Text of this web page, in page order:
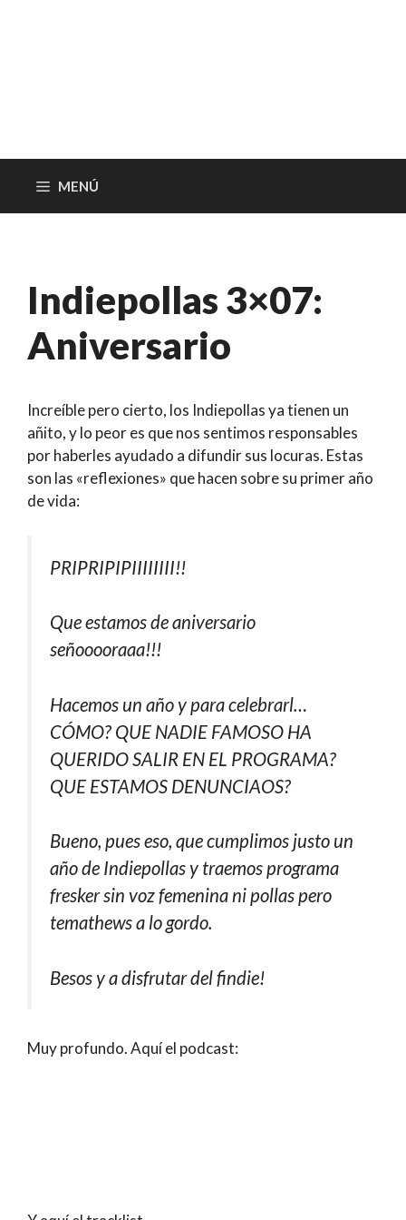
MENÚ
Indiepollas 3×07:
Aniversario
Increíble pero cierto, los Indiepollas ya tienen un
añito, y lo peor es que nos sentimos responsables
por haberles ayudado a difundir sus locuras. Estas
son las «reflexiones» que hacen sobre su primer año
de vida:
PRIPRIPIPIIIIIIII!!
Que estamos de aniversario
señooooraaa!!!
Hacemos un año y para celebrarl…
CÓMO? QUE NADIE FAMOSO HA
QUERIDO SALIR EN EL PROGRAMA?
QUE ESTAMOS DENUNCIAOS?
Bueno, pues eso, que cumplimos justo un
año de Indiepollas y traemos programa
fresker sin voz femenina ni pollas pero
temathews a lo gordo.
Besos y a disfrutar del findie!
Muy profundo. Aquí el podcast: